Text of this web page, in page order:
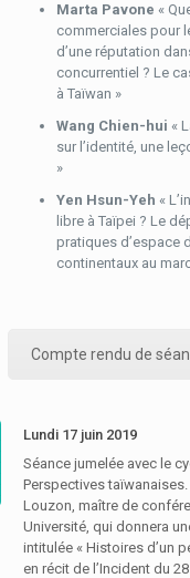
Marta Pavone «
commerciales pour
d’une réputation
concurrentiel ? Le
à Taïwan »
Wang Chien-hui «
sur l’identité, une
»
Yen Hsun-Yeh «
libre à Taïpei ? Le
pratiques d’espace
continentaux au
Compte rendu de
Lundi 17 juin 2019
Séance jumelée avec le
Perspectives taïwanaises
Louzon, maître de
Université, qui donnera
intitulée « Histoires d’un
en récit de l’Incident du